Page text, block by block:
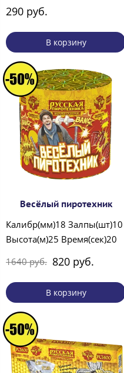
290 руб.
В корзину
Весёлый пиротехник
Калибр(мм)18 Залпы(шт)10
Высота(м)25 Время(сек)20
1640 руб. 820 руб.
В корзину